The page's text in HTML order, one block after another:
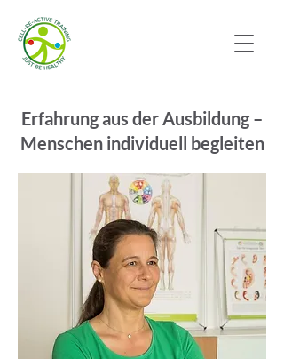
Erfahrung aus der Ausbildung –
Menschen individuell begleiten